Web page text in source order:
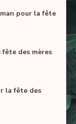
pour la fête
fête des mères
la fête des